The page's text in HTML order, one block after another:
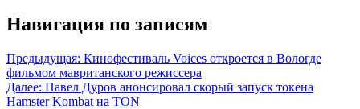
Навигация по записям
Предыдущая: Кинофестиваль Voices откроется в Вологде
фильмом мавританского режиссера
Далее: Павел Дуров анонсировал скорый запуск токена
Hamster Kombat на TON